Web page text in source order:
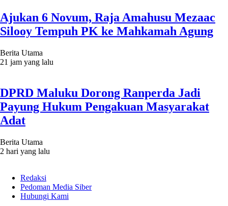
Ajukan 6 Novum, Raja Amahusu Mezaac
Silooy Tempuh PK ke Mahkamah Agung
Berita Utama
21 jam yang lalu
DPRD Maluku Dorong Ranperda Jadi
Payung Hukum Pengakuan Masyarakat
Adat
Berita Utama
2 hari yang lalu
Redaksi
Pedoman Media Siber
Hubungi Kami